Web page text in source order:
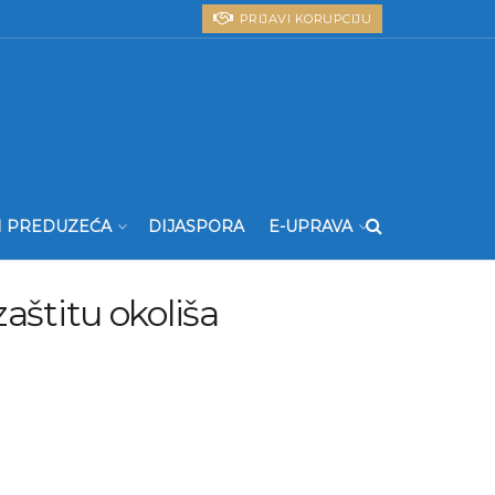
PRIJAVI KORUPCIJU
PREDUZEĆA DIJASPORA E-UPRAVA
okoliša